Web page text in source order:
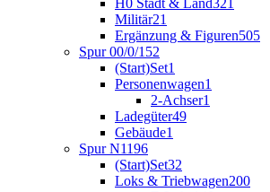
Militär21
Ergänzung & Figuren505
Spur 00/0/1 52
(Start)Set1
Personenwagen1
2-Achser1
Ladegüter49
Gebäude1
Spur N1196
(Start)Set32
Loks & Triebwagen200